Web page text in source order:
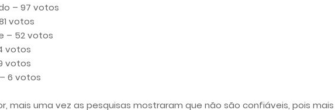
– 97 votos
votos
– 52 votos
votos
votos
6 votos
mais uma vez as pesquisas mostraram que não são confiáveis, pois mais